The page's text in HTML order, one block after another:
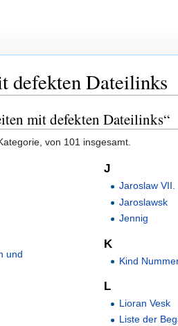
defekten Dateilinks
mit defekten Dateilinks“
von 101 insgesamt.
und
J
Jaroslaw VII.
Jaroslawsk
Jennig
K
Kind
L
Lioran Vesk
Liste der